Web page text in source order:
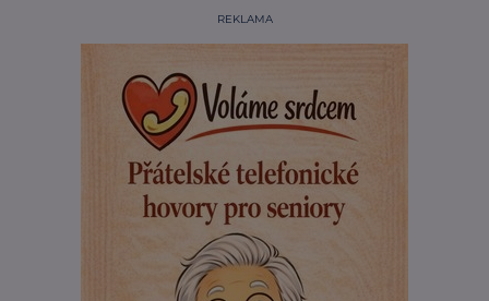
REKLAMA